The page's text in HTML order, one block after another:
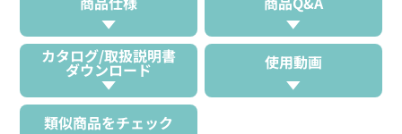
カタログ/取扱説明書
ダウンロード 使用動画
類似商品をチェック